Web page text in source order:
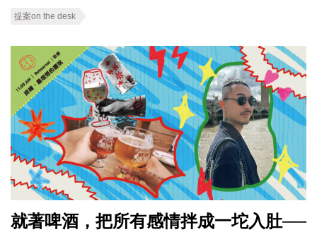
提案on the desk
就著啤酒，把所有感情拌成一坨入肚──